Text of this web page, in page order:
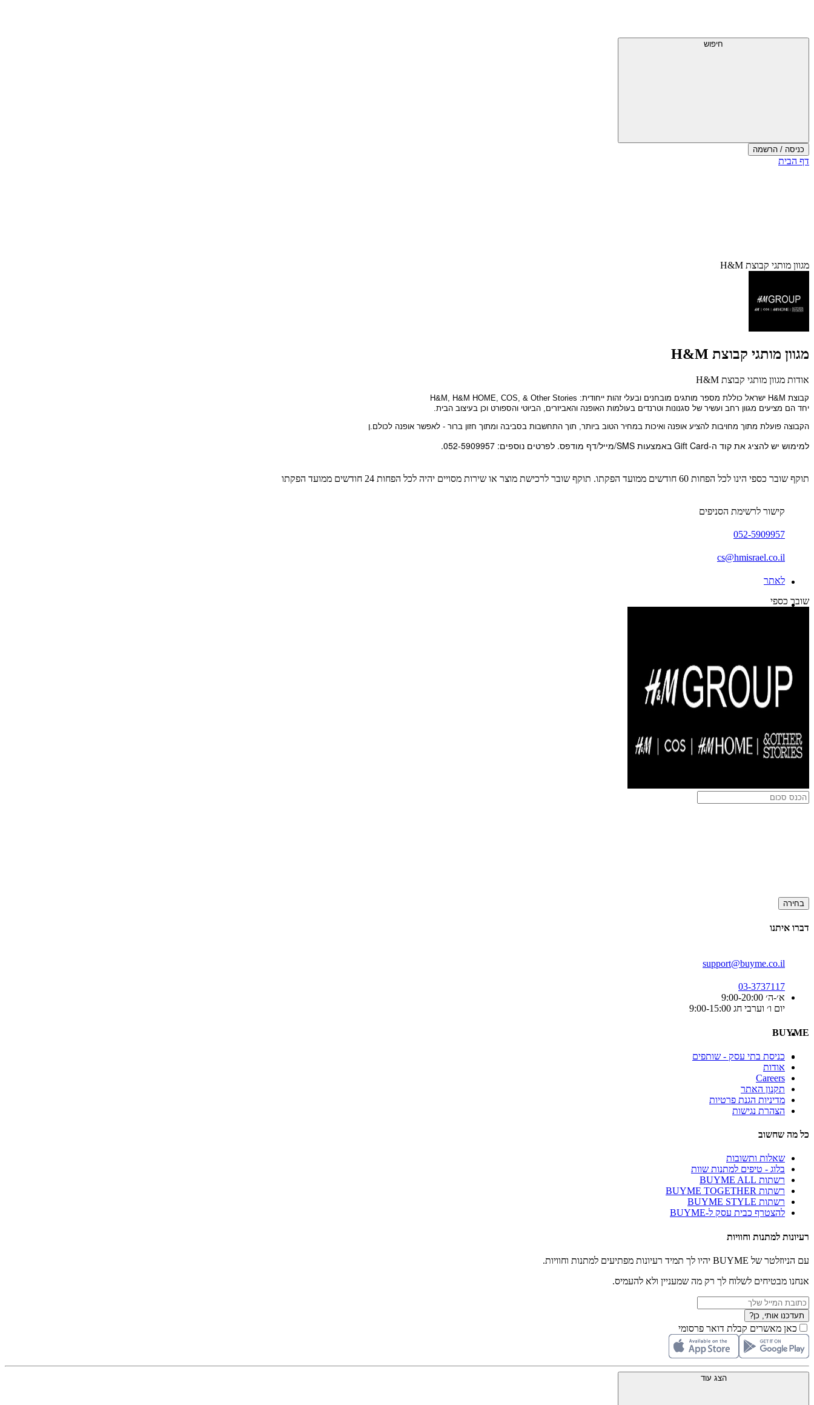
עליון
חיפוש
כניסה / הרשמה
סוף
דף הבית
מגוון מותגי קבוצת H&M
מגוון מותגי קבוצת H&M
אודות מגוון מותגי קבוצת H&M
קבוצת H&M ישראל כוללת מספר מותגים מובחנים ובעלי זהות ייחודית: H&M, H&M HOME, COS, & Other Stories
יחד הם מציעים מגוון רחב ועשיר של סגנונות וטרנדים בעולמות האופנה והאביזרים, הביוטי והספורט וכן בעיצוב הבית.
הקבוצה פועלת מתוך מחויבות להציע אופנה ואיכות במחיר הטוב ביותר, תוך התחשבות בסביבה ומתוך חזון ברור - לאפשר אופנה לכולם.ן
למימוש יש להציג את קוד ה-Gift Card באמצעות SMS/מייל/דף מודפס. לפרטים נוספים: 052-5909957.
תוקף שובר כספי הינו לכל הפחות 60 חודשים ממועד הפקתו. תוקף שובר לרכישת מוצר או שירות מסויים יהיה לכל הפחות 24 חודשים ממועד הפקתו
קישור לרשימת הסניפים
052-5909957
cs@hmisrael.co.il
לאתר
שובר כספי
בחירה
דברו איתנו
support@buyme.co.il
03-3737117
א׳-ה׳ 9:00-20:00
יום ו׳ וערבי חג 9:00-15:00
BUYME
כניסת בתי עסק - שותפים
אודות
Careers
תקנון האתר
מדיניות הגנת פרטיות
הצהרת נגישות
כל מה שחשוב
שאלות ותשובות
בלוג - טיפים למתנות שוות
רשתות BUYME ALL
רשתות BUYME TOGETHER
רשתות BUYME STYLE
להצטרף כבית עסק ל-BUYME
רעיונות למתנות וחוויות
עם הניוזלטר של BUYME יהיו לך תמיד רעיונות מפתיעים למתנות וחוויות.
אנחנו מבטיחים לשלוח לך רק מה שמעניין ולא להעמיס.
תעדכנו אותי, כן?
כאן מאשרים קבלת דואר פרסומי
הצג עוד